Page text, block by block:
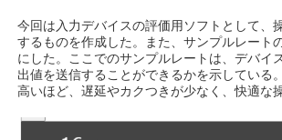
今回は入力デバイスの評価用ソフトとして、
するものを作成した。また、サンプルレート
にした。ここでのサンプルレートは、デバイ
出値を送信することができるかを示している
高いほど、遅延やカクつきが少なく、快適な